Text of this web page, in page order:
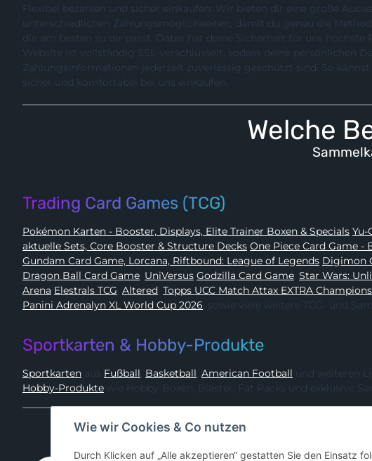
Flexibel bezahlen und sicher einkaufen: Wir bieten dir eine große
unterschiedlichen Zahlungsmöglichkeiten, damit du genau die Methode wählen können,
die am besten zu dir passt. Dabei hat deine Sicherheit für uns höchste
Website ist vollständig SSL-verschlüsselt, sodass deine persönlichen
Zahlungsinformationen jederzeit zuverlässig geschützt sind. So kannst du entspannt,
sicher und komfortabel bei uns einkaufen.
Welche
Trading Card Games (TCG)
Pokémon Karten - Booster, Displays, Elite Trainer Boxen & Specials Yu-Gi-
aktuelle Sets, Core Booster & Structure Decks
One Piece Card
Gundam Card Game, Lorcana, Riftbound: League of Legends
Dragon Ball Card Game, UniVersus Godzilla Card Game, Star Wars:
Arena
Elestrals TCG, Altered, Topps UCC Match Attax EXTRA
Panini Adrenalyn XL World Cup 2026, sowie viele weitere TCG- und
Sportkarten & Hobby-Produkte
Sportkarten aus Fußball, Basketball, American Football und weiteren
Hobby-Produkte wie Hobby-Boxen, Blaster, Fat Packs und exklusive
Wie wir Cookies & Co nutzen
Durch Klicken auf „Alle akzeptieren“ gestatten Sie den Einsatz